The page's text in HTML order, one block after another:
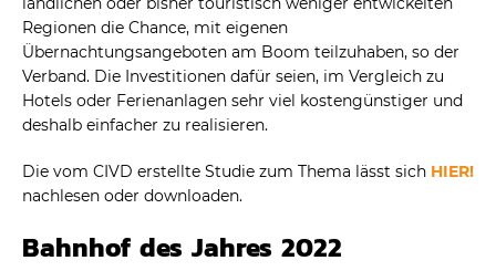
Regionen die Chance, mit eigenen
Übernachtungsangeboten am Boom teilzuhaben, so der
Verband. Die Investitionen dafür seien, im Vergleich zu
Hotels oder Ferienanlagen sehr viel kostengünstiger und
deshalb einfacher zu realisieren.
Die vom CIVD erstellte Studie zum Thema lässt sich HIER!
nachlesen oder downloaden.
Bahnhof des Jahres 2022